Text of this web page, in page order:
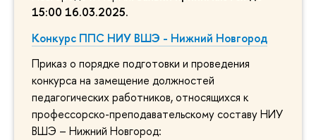
15:00 16.03.2025.
Конкурс ППС НИУ ВШЭ - Нижний Новгород
Приказ о порядке подготовки и проведения
конкурса на замещение должностей
педагогических работников, относящихся к
профессорско-преподавательскому составу НИУ
ВШЭ – Нижний Новгород: